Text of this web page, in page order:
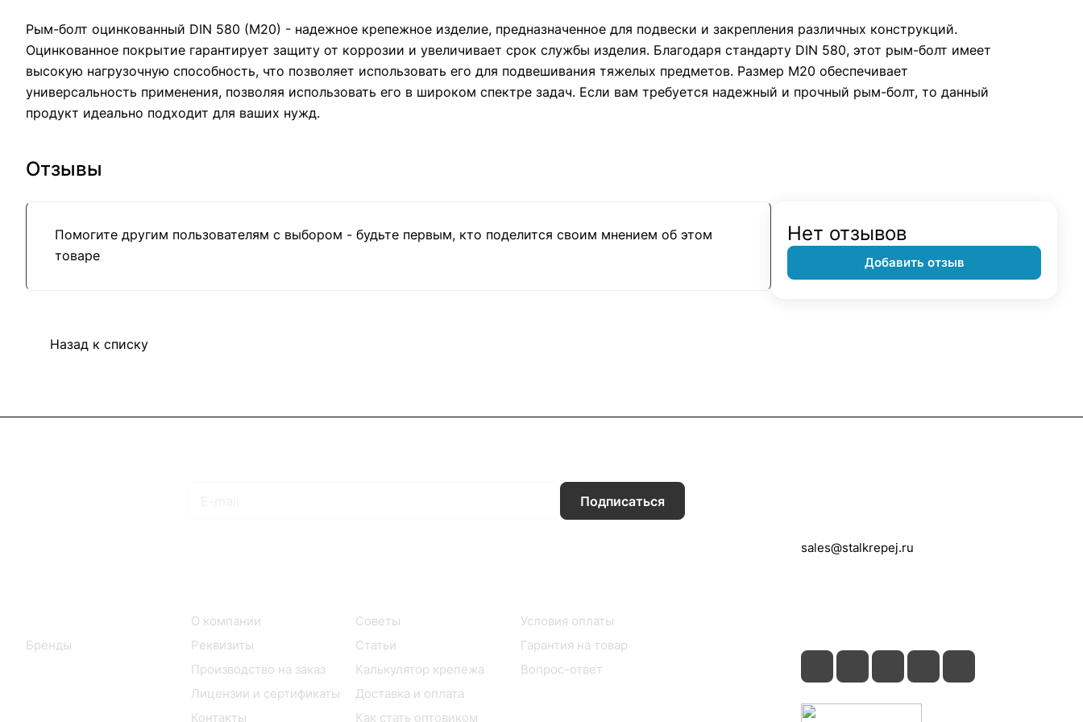
Рым-болт оцинкованный DIN 580 (M20) - надежное крепежное изделие, предназначенное для подвески и закрепления различных конструкций.
Оцинкованное покрытие гарантирует защиту от коррозии и увеличивает срок службы изделия. Благодаря стандарту DIN 580, этот рым-болт имеет
высокую нагрузочную способность, что позволяет использовать его для подвешивания тяжелых предметов. Размер M20 обеспечивает
универсальность применения, позволяя использовать его в широком спектре задач. Если вам требуется надежный и прочный рым-болт, то данный
продукт идеально подходит для ваших нужд.
Отзывы
Помогите другим пользователям с выбором - будьте первым, кто поделится своим мнением об этом
товаре
Нет отзывов
Добавить отзыв
Назад к списку
Подписаться
Бренды
О компании
Реквизиты
Производство на заказ
Лицензии и сертификаты
Контакты
Советы
Статьи
Калькулятор крепежа
Доставка и оплата
Как стать оптовиком
Условия оплаты
Гарантия на товар
Вопрос-ответ
sales@stalkrepej.ru